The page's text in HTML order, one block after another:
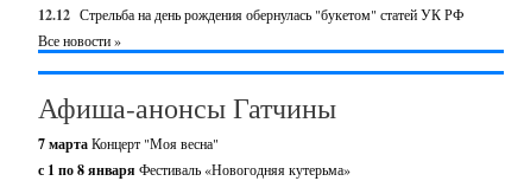
12.12 Стрельба на день рождения обернулась "букетом" статей УК РФ
Все новости »
Афиша-анонсы Гатчины
7 мартаКонцерт "Моя весна"
с 1 по 8 января Фестиваль «Новогодняя кутерьма»